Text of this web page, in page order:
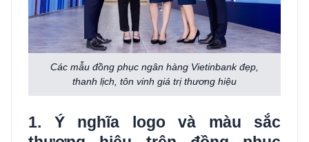
Các mẫu đồng phục ngân hàng Vietinbank đẹp,
thanh lịch, tôn vinh giá trị thương hiệu
1. Ý nghĩa logo và màu sắc